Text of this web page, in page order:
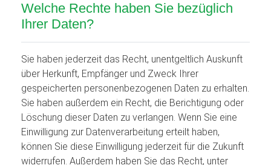
Welche Rechte haben Sie bezüglich
Ihrer Daten?
Sie haben jederzeit das Recht, unentgeltlich Auskunft
über Herkunft, Empfänger und Zweck Ihrer
gespeicherten personenbezogenen Daten zu erhalten.
Sie haben außerdem ein Recht, die Berichtigung oder
Löschung dieser Daten zu verlangen. Wenn Sie eine
Einwilligung zur Datenverarbeitung erteilt haben,
können Sie diese Einwilligung jederzeit für die Zukunft
widerrufen. Außerdem haben Sie das Recht, unter